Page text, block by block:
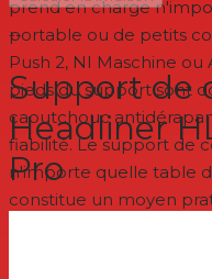
prend en charge
portable ou de petits
Push 2, NI Maschine ou
pieds du support sont
caoutchouc
fiabilité. Le support de
n'importe quelle table
constitue un moyen
--
Support de
Headliner
Pro